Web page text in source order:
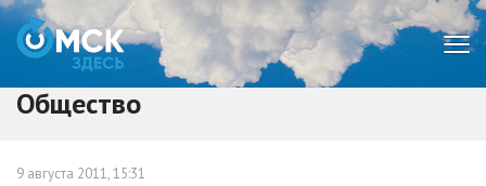
Общество
9 августа 2011, 15:31